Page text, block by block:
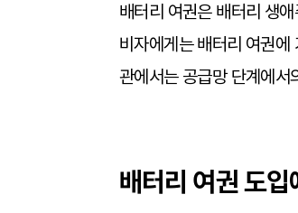
배터리 여권은 배터리 생
비자에게는 배터리 여권에
관에서는 공급망 단계에서
배터리 여권 도